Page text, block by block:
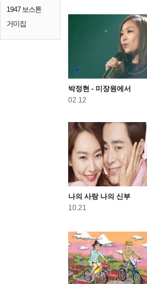
1947 보스톤
거미집
박정현 - 미장원에서
02.12
나의 사랑 나의 신부
10.21